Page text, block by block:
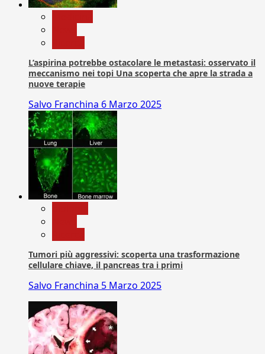
L’aspirina potrebbe ostacolare le metastasi: osservato il
meccanismo nei topi Una scoperta che apre la strada a
nuove terapie
Salvo Franchina 6 Marzo 2025
Tumori più aggressivi: scoperta una trasformazione
cellulare chiave, il pancreas tra i primi
Salvo Franchina 5 Marzo 2025